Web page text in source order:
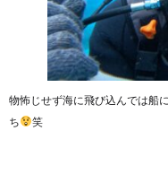
物怖じせず海に飛び込んでは船
ち
笑